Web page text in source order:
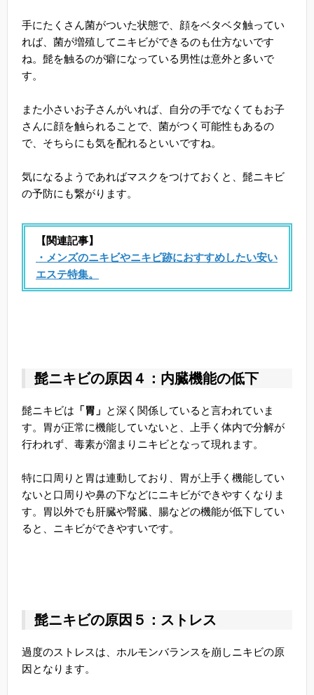
手にたくさん菌がついた状態で、顔をベタベタ触ってい
れば、菌が増殖してニキビができるのも仕方ないです
ね。髭を触るのが癖になっている男性は意外と多いで
す。
また小さいお子さんがいれば、自分の手でなくてもお子
さんに顔を触られることで、菌がつく可能性もあるの
で、そちらにも気を配れるといいですね。
気になるようであればマスクをつけておくと、髭ニキビ
の予防にも繋がります。
【関連記事】
・メンズのニキビやニキビ跡におすすめしたい安い
エステ特集。
髭ニキビの原因４：内臓機能の低下
髭ニキビは 「胃」 と深く関係していると言われていま
す。胃が正常に機能していないと、上手く体内で分解が
行われず、毒素が溜まりニキビとなって現れます。
特に口周りと胃は連動しており、胃が上手く機能してい
ないと口周りや鼻の下などにニキビができやすくなりま
す。胃以外でも肝臓や腎臓、腸などの機能が低下してい
ると、ニキビができやすいです。
髭ニキビの原因５：ストレス
過度のストレスは、ホルモンバランスを崩しニキビの原
因となります。